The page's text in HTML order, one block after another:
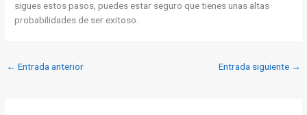
sigues estos pasos, puedes estar seguro que tienes unas altas
probabilidades de ser exitoso.
← Entrada anterior Entrada siguiente →